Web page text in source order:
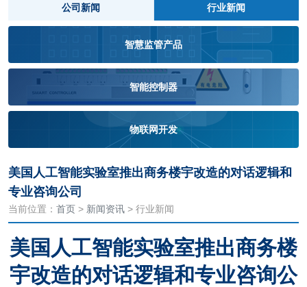
公司新闻 行业新闻
智慧监管产品
智能控制器
物联网开发
美国人工智能实验室推出商务楼宇改造的对话逻辑和
专业咨询公司
当前位置： 首页 > 新闻资讯 > 行业新闻
美国人工智能实验室推出商务楼
宇改造的对话逻辑和专业咨询公